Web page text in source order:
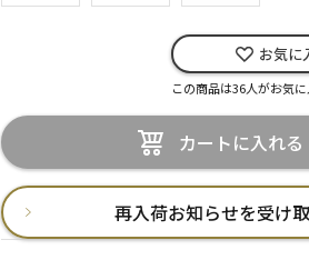
お気に
この商品は36人がお気
カートに入れる
再入荷お知らせを受け